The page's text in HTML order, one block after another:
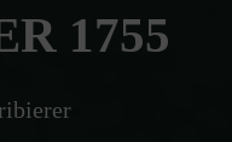
1755